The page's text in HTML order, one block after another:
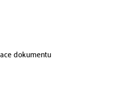
dokumentu